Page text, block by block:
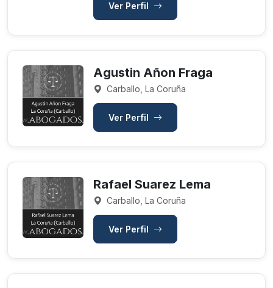
Ver Perfil
Agustin Añon Fraga
Carballo, La Coruña
Ver Perfil
Rafael Suarez Lema
Carballo, La Coruña
Ver Perfil